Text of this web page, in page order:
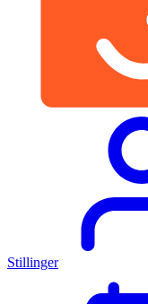
Stillinger